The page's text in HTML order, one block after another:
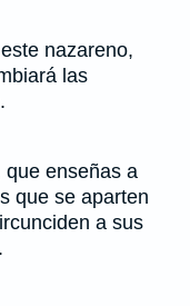
nazareno,
las
que enseñas a
que se aparten
a sus